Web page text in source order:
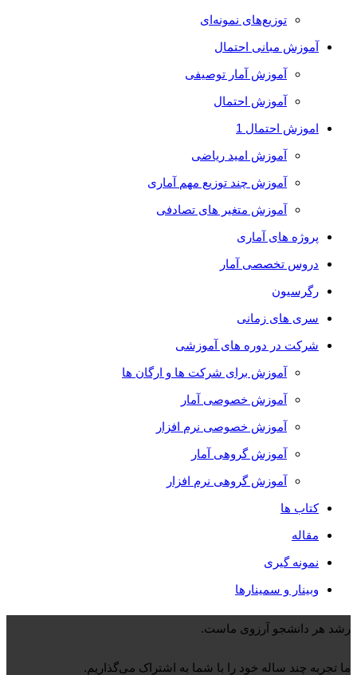
توزیع‌های نمونه‌ای
آموزش مبانی احتمال
آموزش آمار توصیفی
آموزش احتمال
اموزش احتمال 1
آموزش امید ریاضی
آموزش چند توزیع مهم آماری
آموزش متغیر های تصادفی
پروژه های آماری
دروس تخصصی آمار
رگرسیون
سری های زمانی
شرکت در دوره های آموزشی
آموزش برای شرکت ها و ارگان ها
آموزش خصوصی آمار
آموزش خصوصی نرم افزار
آموزش گروهی آمار
آموزش گروهی نرم افزار
کتاب ها
مقاله
نمونه گیری
وبینار و سمینارها
رشد هر دانشجو آرزوی ماست.
ما تجربه چند ساله خود را با شما به اشتراک می‌گذاریم.